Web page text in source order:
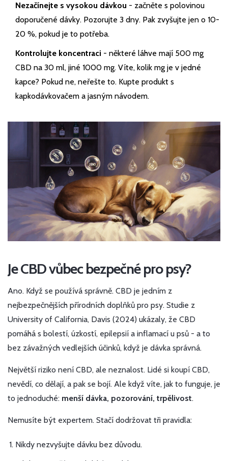
Nezačínejte s vysokou dávkou - začněte s polovinou
doporučené dávky. Pozorujte 3 dny. Pak zvyšujte jen o 10-
20 %, pokud je to potřeba.
Kontrolujte koncentraci - některé láhve mají 500 mg
CBD na 30 ml, jiné 1000 mg. Víte, kolik mg je v jedné
kapce? Pokud ne, neřešte to. Kupte produkt s
kapkodávkovačem a jasným návodem.
Je CBD vůbec bezpečné pro psy?
Ano. Když se používá správně. CBD je jedním z
nejbezpečnějších přírodních doplňků pro psy. Studie z
University of California, Davis (2024) ukázaly, že CBD
pomáhá s bolestí, úzkostí, epilepsií a inflamací u psů - a to
bez závažných vedlejších účinků, když je dávka správná.
Největší riziko není CBD, ale neznalost. Lidé si koupí CBD,
nevědí, co dělají, a pak se bojí. Ale když víte, jak to funguje, je
to jednoduché: menší dávka, pozorování, trpělivost.
Nemusíte být expertem. Stačí dodržovat tři pravidla:
Nikdy nezvyšujte dávku bez důvodu.